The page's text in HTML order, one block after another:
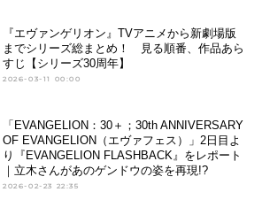
『エヴァンゲリオン』TVアニメから新劇場版
までシリーズ総まとめ！ 見る順番、作品あら
すじ【シリーズ30周年】
2026-03-11 00:00
「EVANGELION：30＋；30th ANNIVERSARY
OF EVANGELION（エヴァフェス）」2日目よ
り『EVANGELION FLASHBACK』をレポート
｜立木さんがあのゲンドウの姿を再現!?
2026-02-23 22:35